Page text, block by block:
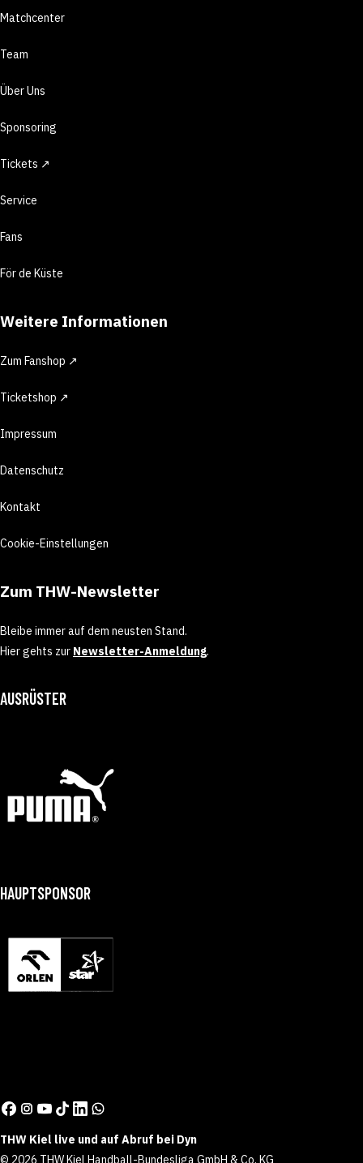
Matchcenter
Team
Über Uns
Sponsoring
Tickets ↗
Service
Fans
För de Küste
Weitere Informationen
Zum Fanshop ↗
Ticketshop ↗
Impressum
Datenschutz
Kontakt
Cookie-Einstellungen
Zum THW-Newsletter
Bleibe immer auf dem neusten Stand.
Hier gehts zur Newsletter-Anmeldung.
AUSRÜSTER
HAUPTSPONSOR
THW Kiel live und auf Abruf bei Dyn
© 2026 THW Kiel Handball-Bundesliga GmbH & Co. KG